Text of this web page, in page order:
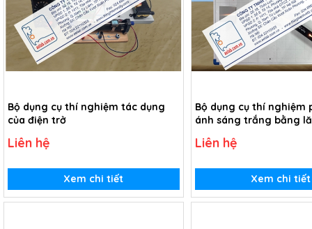
Bộ dụng cụ thí nghiệm tác dụng
của điện trở
Liên hệ
Xem chi tiết
Bộ dụng cụ thí nghiệm
ánh sáng trắng bằng
Liên hệ
Xem chi tiết